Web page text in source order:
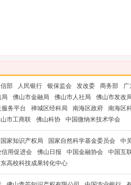
部 人民银行 银保监会 发改委 商务部
广
局
佛山市金融局 佛山市人社局
佛山市发改
务平台
禅城区经科局 南海区政府
南海区
市工商联 佛山科协 中国微纳米技术学会
国家知识产权局 国家自然科学基金委员会
中
用促进会
佛山日报 中国金融协会
中国互
高校科技成果转化中心